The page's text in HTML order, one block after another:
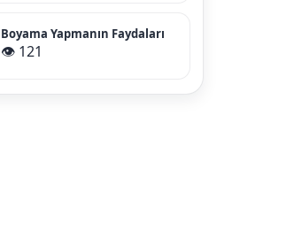
Boyama Yapmanın Faydaları
👁️ 121